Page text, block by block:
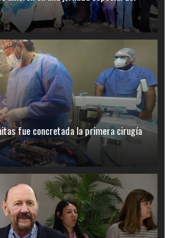
fue concretada la primera cirugía